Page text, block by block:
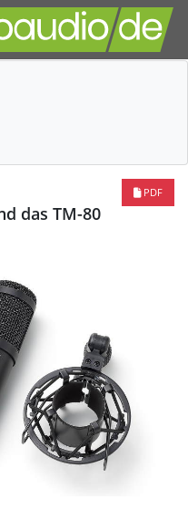
PDF
das TM-80